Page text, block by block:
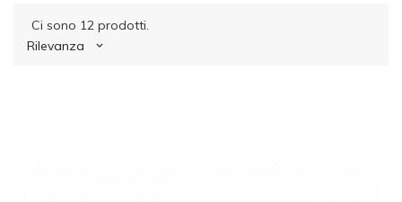
Ci sono 12 prodotti.
Rilevanza
keyboard_arrow_down